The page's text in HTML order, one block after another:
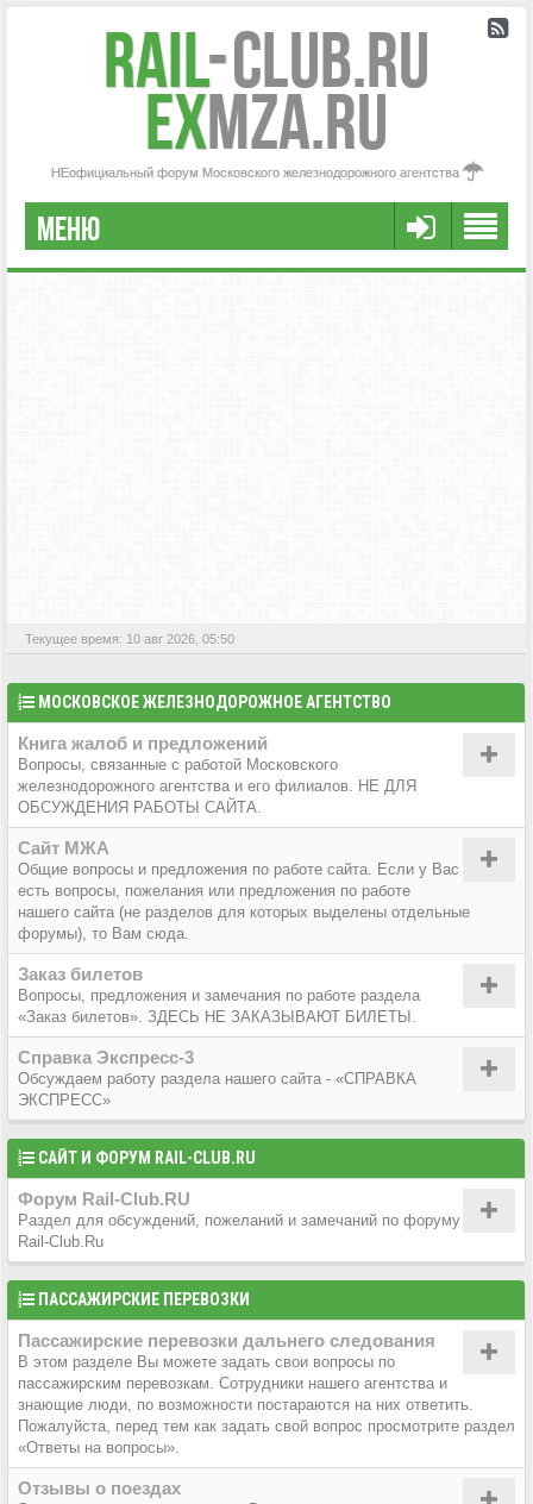
Rail-Club.RU
exMZA.RU
НЕофициальный форум Московского железнодорожного агентства
МЕНЮ
РЕГИСТРАЦИЯ
Текущее время: 10 авг 2026, 05:50
МОСКОВСКОЕ ЖЕЛЕЗНОДОРОЖНОЕ АГЕНТСТВО
Книга жалоб и предложений
Вопросы, связанные с работой Московского
железнодорожного агентства и его филиалов. НЕ ДЛЯ
ОБСУЖДЕНИЯ РАБОТЫ САЙТА.
Сайт МЖА
Общие вопросы и предложения по работе сайта. Если у Вас
есть вопросы, пожелания или предложения по работе
нашего сайта (не разделов для которых выделены отдельные
форумы), то Вам сюда.
Заказ билетов
Вопросы, предложения и замечания по работе раздела
«Заказ билетов». ЗДЕСЬ НЕ ЗАКАЗЫВАЮТ БИЛЕТЫ.
Справка Экспресс-3
Обсуждаем работу раздела нашего сайта - «СПРАВКА
ЭКСПРЕСС»
САЙТ И ФОРУМ RAIL-CLUB.RU
Форум Rail-Club.RU
Раздел для обсуждений, пожеланий и замечаний по форуму
Rail-Club.Ru
ПАССАЖИРСКИЕ ПЕРЕВОЗКИ
Пассажирские перевозки дальнего следования
В этом разделе Вы можете задать свои вопросы по
пассажирским перевозкам. Сотрудники нашего агентства и
знающие люди, по возможности постараются на них ответить.
Пожалуйста, перед тем как задать свой вопрос просмотрите раздел
«Ответы на вопросы».
Отзывы о поездах